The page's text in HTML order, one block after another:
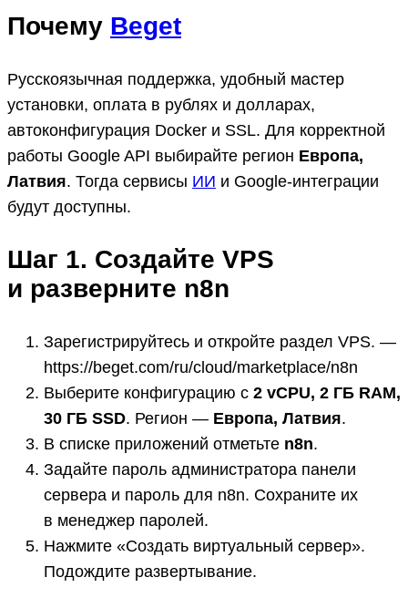
Почему Beget
Русскоязычная поддержка, удобный мастер
установки, оплата в рублях и долларах,
автоконфигурация Docker и SSL. Для корректной
работы Google API выбирайте регион Европа,
Латвия. Тогда сервисы ИИ и Google-интеграции
будут доступны.
Шаг 1. Создайте VPS
и разверните n8n
Зарегистрируйтесь и откройте раздел VPS. —
https://beget.com/ru/cloud/marketplace/n8n
Выберите конфигурацию с 2 vCPU, 2 ГБ RAM,
30 ГБ SSD. Регион — Европа, Латвия.
В списке приложений отметьте n8n.
Задайте пароль администратора панели
сервера и пароль для n8n. Сохраните их
в менеджер паролей.
Нажмите «Создать виртуальный сервер».
Подождите развертывание.